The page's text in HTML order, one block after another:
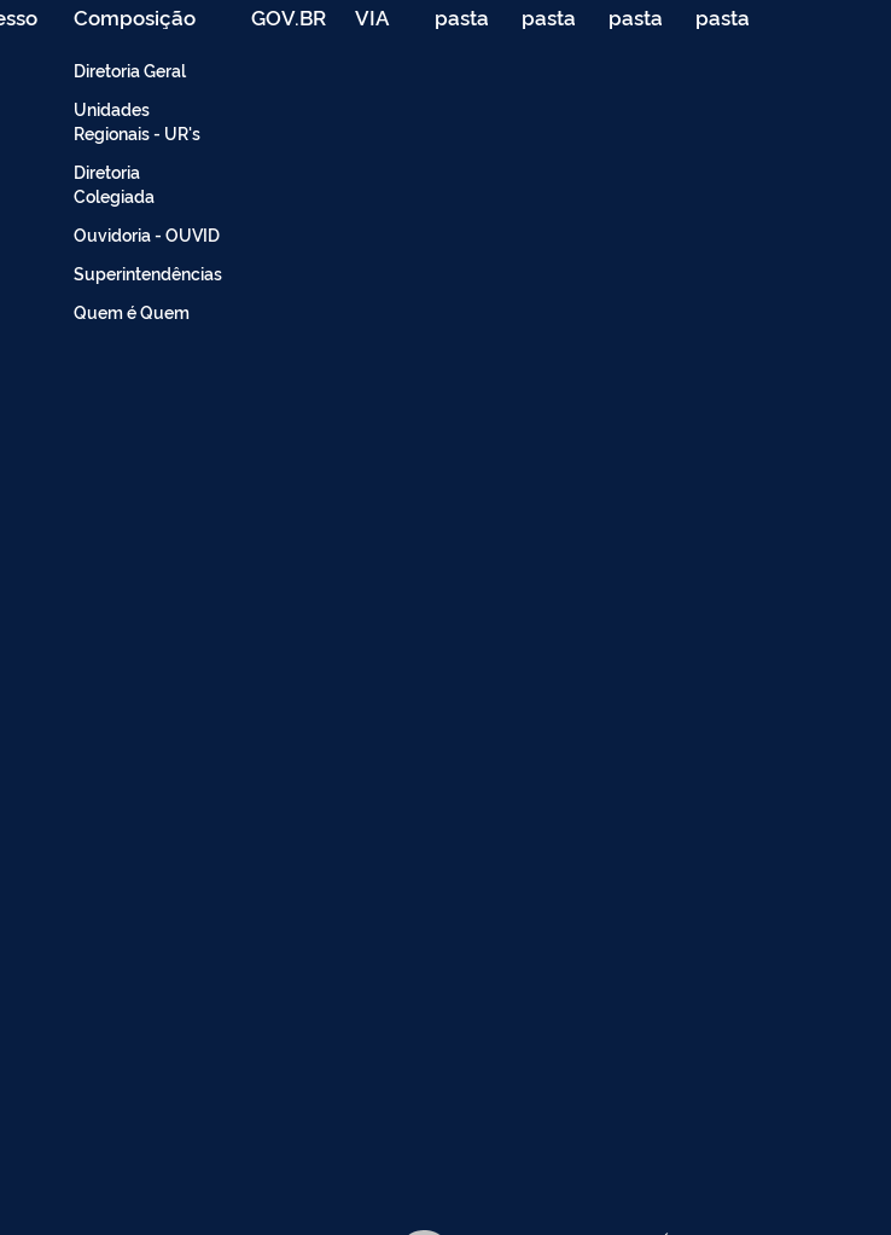
Composição
Diretoria Geral
Unidades
Regionais - UR's
Diretoria
Colegiada
Ouvidoria - OUVID
Superintendências
Quem é Quem
GOV.BR VIA
040
pasta
de
pasta
de
pasta
de
pasta
de